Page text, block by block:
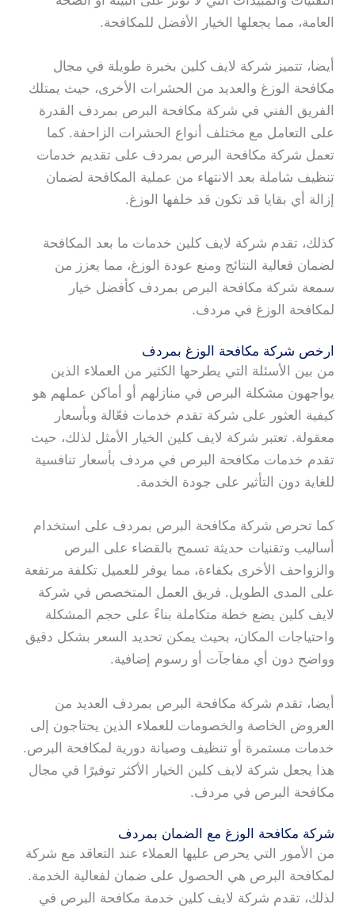
العامة، مما يجعلها الخيار الأفضل للمكافحة.
أيضا، تتميز شركة لايف كلين بخبرة طويلة في مجال
مكافحة الوزغ والعديد من الحشرات الأخرى، حيث يمتلك
الفريق الفني في شركة مكافحة البرص بمردف القدرة
على التعامل مع مختلف أنواع الحشرات الزاحفة. كما
تعمل شركة مكافحة البرص بمردف على تقديم خدمات
تنظيف شاملة بعد الانتهاء من عملية المكافحة لضمان
إزالة أي بقايا قد تكون قد خلفها الوزغ.
كذلك، تقدم شركة لايف كلين خدمات ما بعد المكافحة
لضمان فعالية النتائج ومنع عودة الوزغ، مما يعزز من
سمعة شركة مكافحة البرص بمردف كأفضل خيار
لمكافحة الوزغ في مردف.
ارخص شركة مكافحة الوزغ بمردف
من بين الأسئلة التي يطرحها الكثير من العملاء الذين
يواجهون مشكلة البرص في منازلهم أو أماكن عملهم هو
كيفية العثور على شركة تقدم خدمات فعّالة وبأسعار
معقولة. تعتبر شركة لايف كلين الخيار الأمثل لذلك، حيث
تقدم خدمات مكافحة البرص في مردف بأسعار تنافسية
للغاية دون التأثير على جودة الخدمة.
كما تحرص شركة مكافحة البرص بمردف على استخدام
أساليب وتقنيات حديثة تسمح بالقضاء على البرص
والزواحف الأخرى بكفاءة، مما يوفر للعميل تكلفة مرتفعة
على المدى الطويل. فريق العمل المتخصص في شركة
لايف كلين يضع خطة متكاملة بناءً على حجم المشكلة
واحتياجات المكان، بحيث يمكن تحديد السعر بشكل دقيق
وواضح دون أي مفاجآت أو رسوم إضافية.
أيضا، تقدم شركة مكافحة البرص بمردف العديد من
العروض الخاصة والخصومات للعملاء الذين يحتاجون إلى
خدمات مستمرة أو تنظيف وصيانة دورية لمكافحة البرص.
هذا يجعل شركة لايف كلين الخيار الأكثر توفيرًا في مجال
مكافحة البرص في مردف.
شركة مكافحة الوزغ مع الضمان بمردف
من الأمور التي يحرص عليها العملاء عند التعاقد مع شركة
لمكافحة البرص هي الحصول على ضمان لفعالية الخدمة.
لذلك، تقدم شركة لايف كلين خدمة مكافحة البرص في